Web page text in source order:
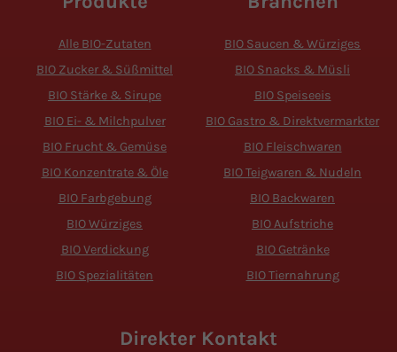
Alle BIO-Zutaten
BIO Zucker & Süßmittel
BIO Stärke & Sirupe
BIO Ei- & Milchpulver
BIO Frucht & Gemüse
BIO Konzentrate & Öle
BIO Farbgebung
BIO Würziges
BIO Verdickung
BIO Spezialitäten
BIO Saucen & Würziges
BIO Snacks & Müsli
BIO Speiseeis
BIO Gastro & Direktvermarkter
BIO Fleischwaren
BIO Teigwaren & Nudeln
BIO Backwaren
BIO Aufstriche
BIO Getränke
BIO Tiernahrung
Direkter Kontakt